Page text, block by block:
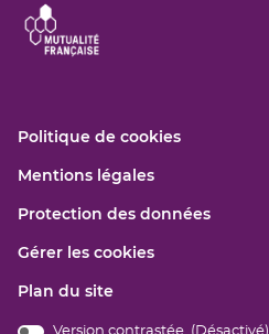
Politique de cookies(ouvre
fenêtre)
Mentions légales(ouvre
une
fenêtre)
Protection des données(ouvre
Gérer les cookies
Plan du site